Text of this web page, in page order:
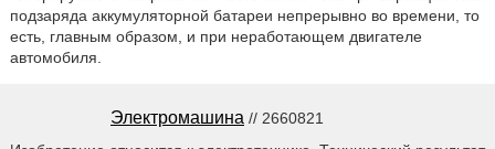
подзаряда аккумуляторной батареи непрерывно во времени, то
есть, главным образом, и при неработающем двигателе
автомобиля.
Электромашина // 2660821